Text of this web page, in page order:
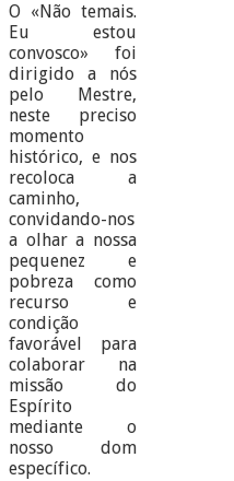
O «Não temais.
Eu estou
convosco» foi
dirigido a nós
pelo Mestre,
neste preciso
momento
histórico, e nos
recoloca a
caminho,
convidando-nos
a olhar a nossa
pequenez e
pobreza como
recurso e
condição
favorável para
colaborar na
missão do
Espírito
mediante o
nosso dom
específico.